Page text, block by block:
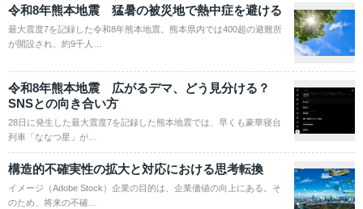
令和8年熊本地震 猛暑の被災地で熱中症を避ける
最大震度7を記録した令和8年熊本地震。熊本県内では400超の避難所
が開設され、約9千人…
令和8年熊本地震 広がるデマ、どう見分ける？
SNSとの向き合い方
28日に発生した最大震度7を記録した熊本地震では、早くも豪華寝台
列車「ななつ星」が…
構造的不確実性の拡大と対応における思考転換
イメージ（Adobe Stock）企業の目的は、企業価値の向上にある。そ
のため、将来の不確…